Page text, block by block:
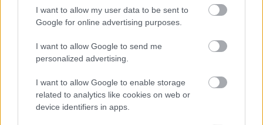
I want to allow my user data to be sent to
Google for online advertising purposes.
I want to allow Google to send me
personalized advertising.
I want to allow Google to enable storage
related to analytics like cookies on web or
device identifiers in apps.